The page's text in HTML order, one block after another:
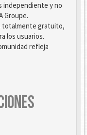
independiente y no
Groupe.
totalmente gratuito,
los usuarios.
refleja